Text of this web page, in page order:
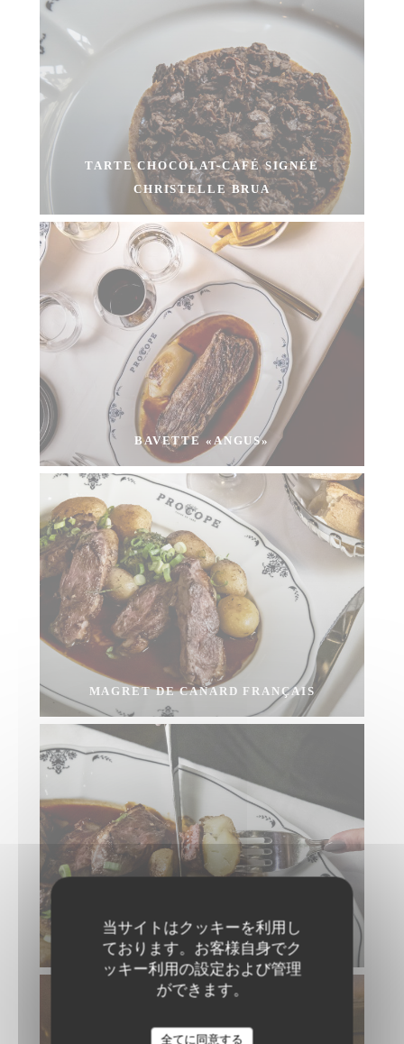
当サイトはクッキーを利用し
ております。お客様自身でク
ッキー利用の設定および管理
ができます。
全てに同意する
TARTE CHOCOLAT-CAFÉ SIGNÉE
CHRISTELLE BRUA
BAVETTE «ANGUS»
MAGRET DE CANARD FRANÇAIS
MAGRET DE CANARD FRANÇAIS